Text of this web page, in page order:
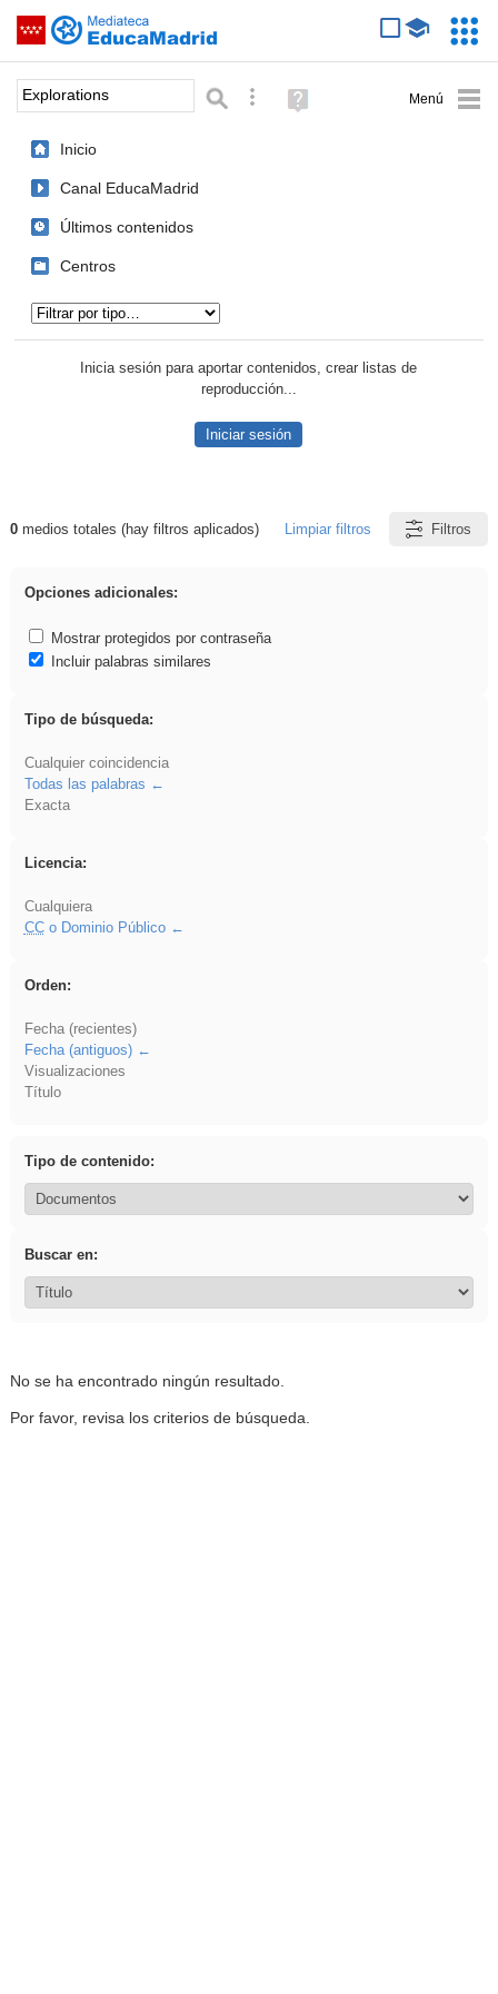
Saltar navegación
Palabra o frase: Búsqueda avanzada
Ayuda
(en
Inicio
Canal EducaMadrid
Últimos contenidos
Centros
Inicia sesión para aportar contenidos, crear listas de
reproducción...
Iniciar sesión
Resultados de: Explorations
0medios totales (hay filtros aplicados) Limpiar filtros Filtros
Opciones adicionales:
Mostrar protegidos por contraseña
Incluir palabras similares
Tipo de búsqueda:
Cualquier coincidencia
Todas las palabras
Exacta
Licencia:
Cualquiera
CCo Dominio Público
Orden:
Fecha (recientes)
Fecha (antiguos)
Visualizaciones
Título
Tipo de contenido:
Buscar en:
No se ha encontrado ningún resultado.
Por favor, revisa los criterios de búsqueda.